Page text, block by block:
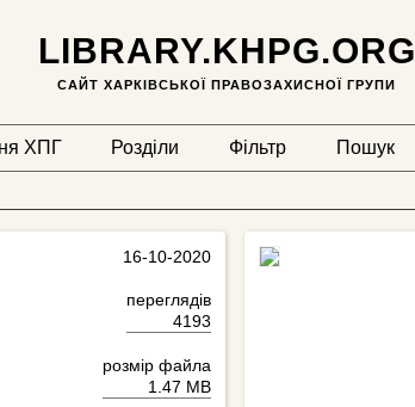
LIBRARY.KHPG.ORG
САЙТ ХАРКІВСЬКОЇ ПРАВОЗАХИСНОЇ ГРУПИ
ХПГ Розділи Фільтр Пошук
16-10-2020
переглядів
4193
розмір файла
1.47 MB